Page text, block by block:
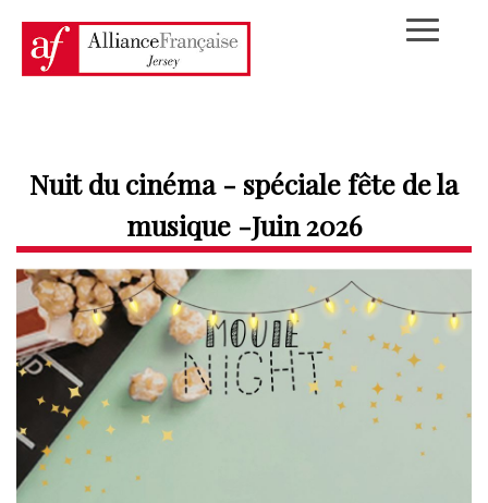
Nuit du cinéma - spéciale fête de la
musique -Juin 2026